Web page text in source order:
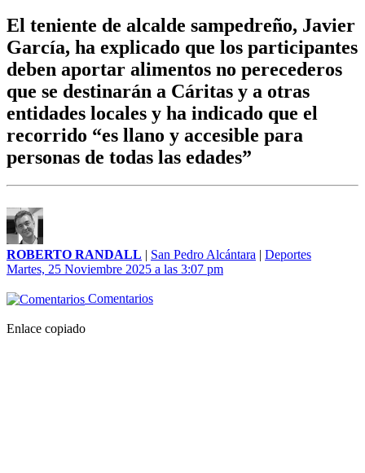
El teniente de alcalde sampedreño, Javier
García, ha explicado que los participantes
deben aportar alimentos no perecederos
que se destinarán a Cáritas y a otras
entidades locales y ha indicado que el
recorrido “es llano y accesible para
personas de todas las edades”
ROBERTO RANDALL | San Pedro Alcántara | Deportes
Martes, 25 Noviembre 2025 a las 3:07 pm
Comentarios
Enlace copiado